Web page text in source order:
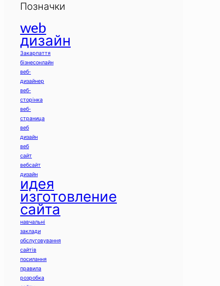
Позначки
web
дизайн
Закарпаття
бізнесонлайн
веб-
дизайнер
веб-
сторінка
веб-
страница
веб
дизайн
веб
сайт
вебсайт
дизайн
идея
изготовление
сайта
навчальні
заклади
обслуговування
сайтів
посилання
правила
розробка